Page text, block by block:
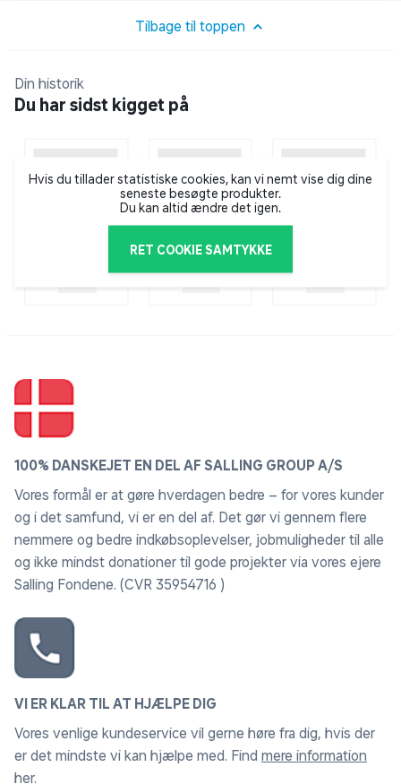
Tilbage til toppen
Din historik
Du har sidst kigget på
Hvis du tillader statistiske cookies, kan vi nemt vise dig dine
seneste besøgte produkter.
Du kan altid ændre det igen.
RET COOKIE SAMTYKKE
100% DANSKEJET EN DEL AF SALLING GROUP A/S
Vores formål er at gøre hverdagen bedre – for vores kunder
og i det samfund, vi er en del af. Det gør vi gennem flere
nemmere og bedre indkøbsoplevelser, jobmuligheder til alle
og ikke mindst donationer til gode projekter via vores ejere
Salling Fondene. (CVR 35954716 )
VI ER KLAR TIL AT HJÆLPE DIG
Vores venlige kundeservice vil gerne høre fra dig, hvis der
er det mindste vi kan hjælpe med. Find mere information
her.